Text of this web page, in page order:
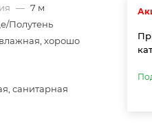
— 7 м
Полутень
хорошо
санитарная